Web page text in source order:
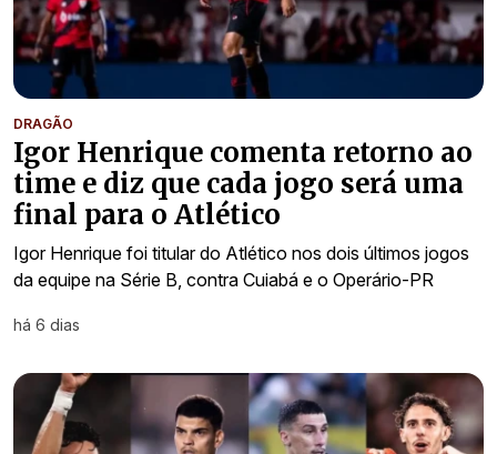
DRAGÃO
Igor Henrique comenta retorno ao
time e diz que cada jogo será uma
final para o Atlético
Igor Henrique foi titular do Atlético nos dois últimos jogos
da equipe na Série B, contra Cuiabá e o Operário-PR
há 6 dias